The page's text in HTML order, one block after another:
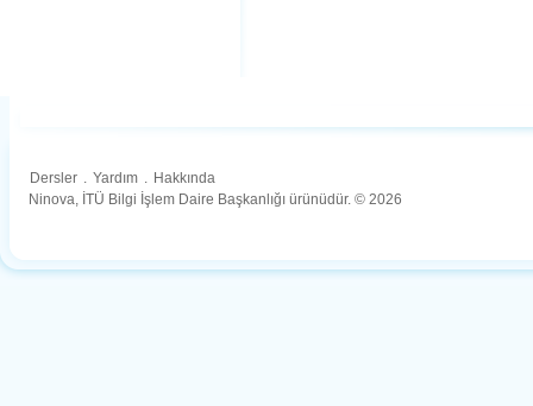
Dersler . Yardım . Hakkında
Ninova, İTÜ Bilgi İşlem Daire Başkanlığı ürünüdür. © 2026